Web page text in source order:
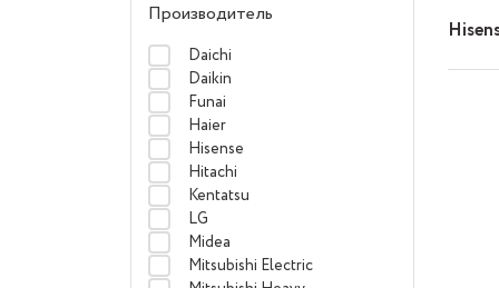
Производитель
Daichi
Daikin
Funai
Haier
Hisense
Hitachi
Kentatsu
LG
Midea
Mitsubishi Electric